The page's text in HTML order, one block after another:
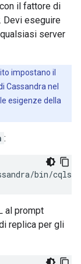
il fattore di
Devi eseguire
server
impostano il
Cassandra nel
esigenze della
:
bin/cqlsh
al prompt
replica per gli